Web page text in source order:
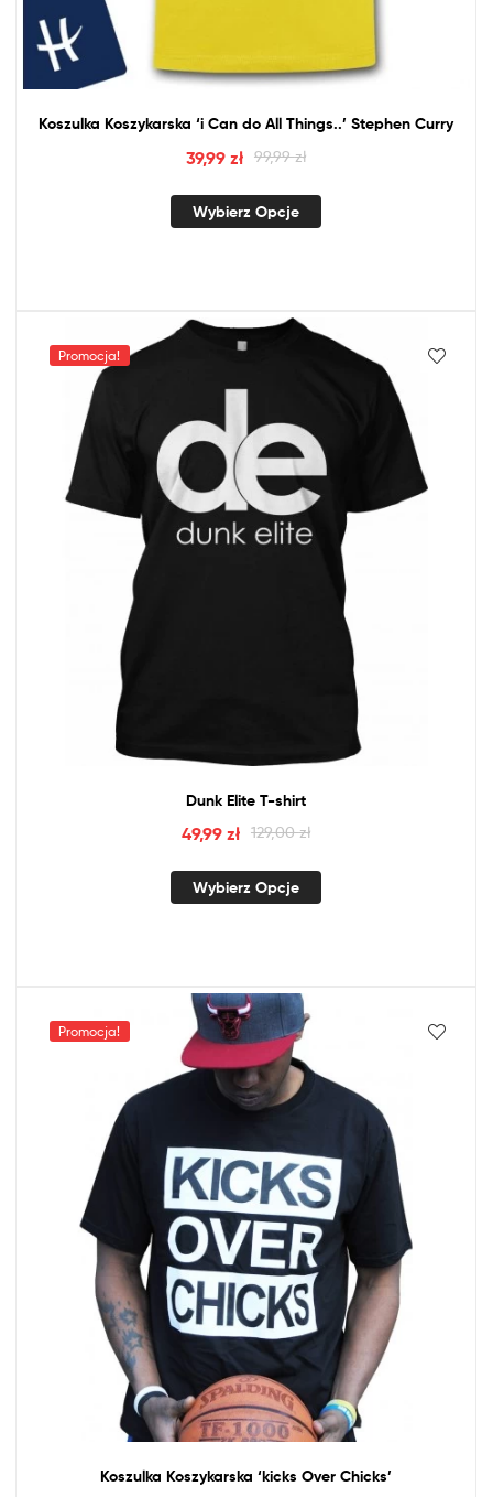
Koszulka Koszykarska ‘i Can do All Things..’ Stephen Curry
99,99zł
39,99zł
Wybierz Opcje
Promocja!
Dunk Elite T-shirt
129,00zł
49,99zł
Wybierz Opcje
Promocja!
Koszulka Koszykarska ‘kicks Over Chicks’